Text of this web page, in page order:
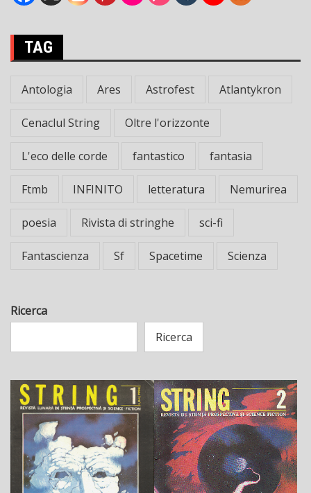
TAG
Antologia Ares Astrofest Atlantykron
Cenaclul String Oltre l'orizzonte
L'eco delle corde fantastico fantasia
Ftmb INFINITO letteratura Nemurirea
poesia Rivista di stringhe sci-fi
Fantascienza Sf Spacetime Scienza
Ricerca
Ricerca